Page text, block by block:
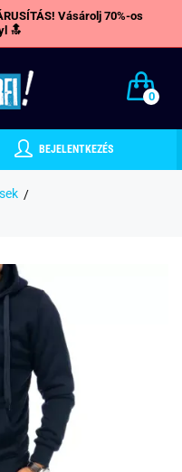
Vásárolj 70%-os
🔝
0
BEJELENTKEZÉS